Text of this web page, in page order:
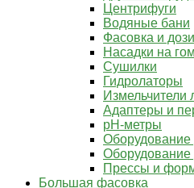
Центрифуги
Водяные бани
Фасовка и
Насадки на
Сушилки
Гидролаторы
Измельчители
Адаптеры и
pH-метры
Оборудование
Оборудование
Прессы и
Большая фасовка